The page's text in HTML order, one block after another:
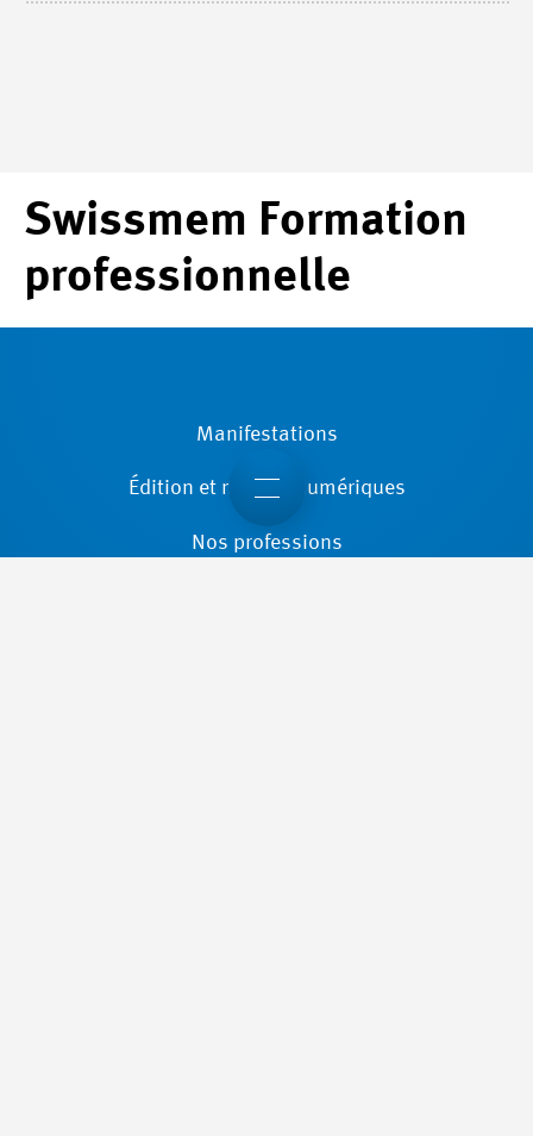
Swissmem Formation
professionnelle
Manifestations
Édition et médias numériques
Nos professions